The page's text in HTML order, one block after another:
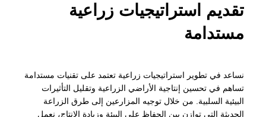
تقديم استراتيجيات زراعية
مستدامة
نساعد في تطوير استراتيجيات زراعية تعتمد على تقنيات مستدامة
تساهم في تحسين إنتاجية الأراضي الزراعية وتقليل التأثيرات
البيئية السلبية. من خلال توجيه المزارعين إلى طرق الزراعة
الحديثة التي توازن بين الحفاظ على البيئة وزيادة الإنتاج، نعمل